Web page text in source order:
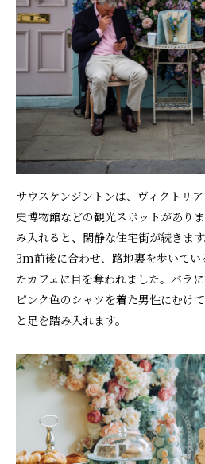
サウスケンジントンは、ヴィクトリ
史博物館などの観光スポットがあり
み入れると、閑静な住宅街が続きま
3m前後に合わせ、路地裏を歩いて
たカフェに目を奪われました。バラ
ピンク色のシャツを着た男性にむけ
と足を踏み入れます。